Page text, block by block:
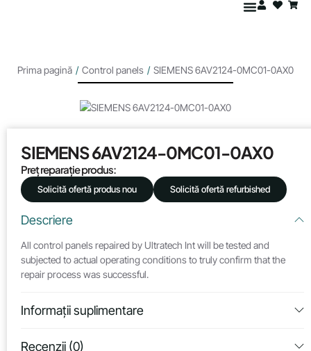
Prima pagină / Control panels / SIEMENS 6AV2124-0MC01-0AX0
SIEMENS 6AV2124-0MC01-0AX0
Preț reparație produs:
Solicită ofertă produs nou Solicită ofertă refurbished
Descriere
All control panels repaired by Ultratech Int will be tested and
subjected to actual operating conditions to truly confirm that the
repair process was successful.
Informații suplimentare
Recenzii (0)